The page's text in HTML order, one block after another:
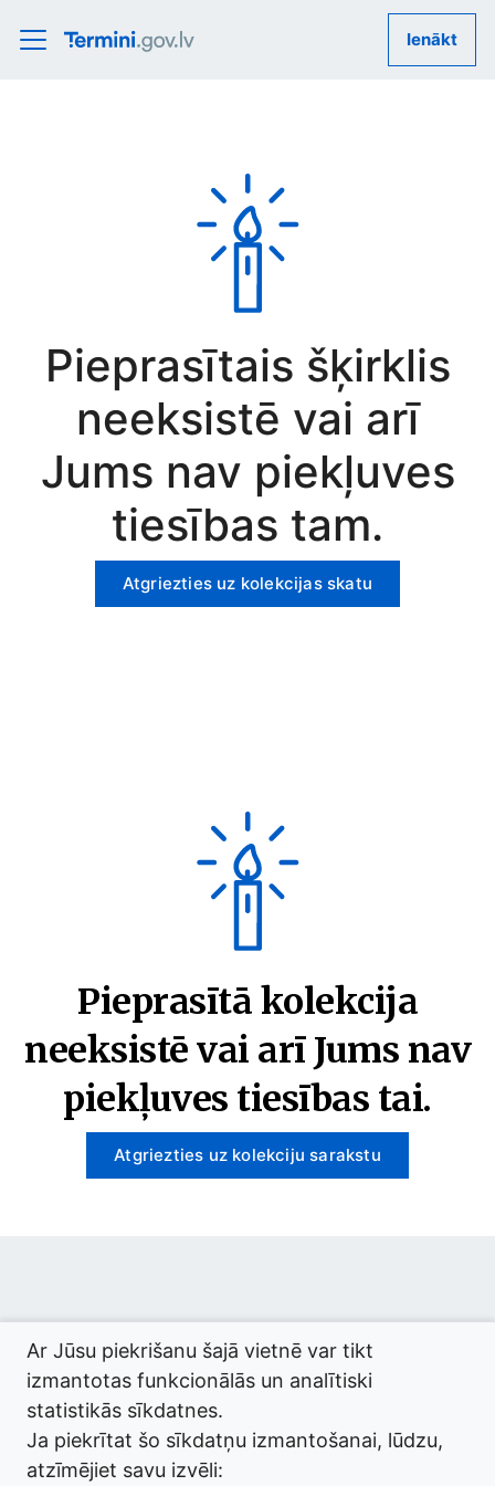
Ienākt
Pieprasītais šķirklis
neeksistē vai arī
Jums nav piekļuves
tiesības tam.
Atgriezties uz kolekcijas skatu
Pieprasītā kolekcija
neeksistē vai arī Jums nav
piekļuves tiesības tai.
Atgriezties uz kolekciju sarakstu
© 2026 termini.gov.lv. Izstrādātājs:Tilde.
Ar Jūsu piekrišanu šajā vietnē var tikt
izmantotas funkcionālās un analītiski
statistikās sīkdatnes.
Ja piekrītat šo sīkdatņu izmantošanai, lūdzu,
atzīmējiet savu izvēli: